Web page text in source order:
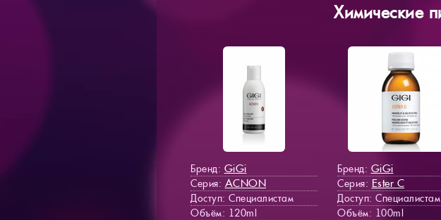
Химические
Бренд: GiGi
Серия: ACNON
Доступ: Специалистам
Объём: 120ml
Бренд: GiGi
Серия: Ester C
Доступ: Специалистам
Объём: 100ml